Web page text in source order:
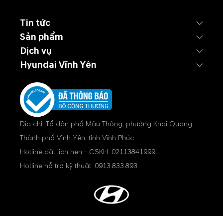
Tin tức
Sản phẩm
Dịch vụ
Hyundai Vĩnh Yên
Địa chỉ: Tổ dân phố Mậu Thông, phường Khai Quang,
Thành phố Vĩnh Yên, tỉnh Vĩnh Phúc
Hotline đặt lịch hẹn - CSKH: 02113841999
Hotline hỗ trợ kỹ thuật: 0913.833.893